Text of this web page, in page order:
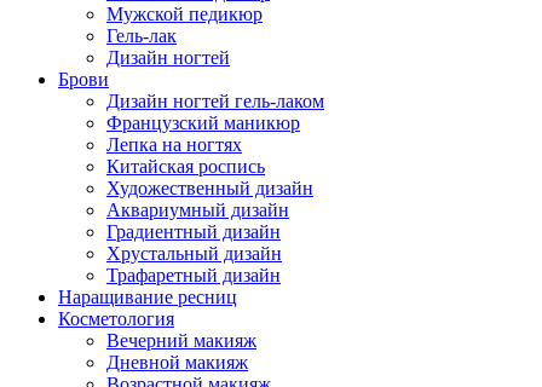
Мужской педикюр
Гель-лак
Дизайн ногтей
Брови
Дизайн ногтей гель-лаком
Французский маникюр
Лепка на ногтях
Китайская роспись
Художественный дизайн
Аквариумный дизайн
Градиентный дизайн
Хрустальный дизайн
Трафаретный дизайн
Наращивание ресниц
Косметология
Вечерний макияж
Дневной макияж